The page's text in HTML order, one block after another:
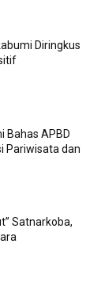
Diringkus
Bahas APBD
Pariwisata dan
Satnarkoba,